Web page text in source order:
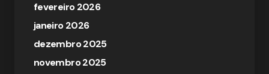
fevereiro 2026
janeiro 2026
dezembro 2025
novembro 2025